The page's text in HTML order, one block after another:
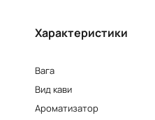
Характеристики
Вага
Вид кави
Ароматизатор